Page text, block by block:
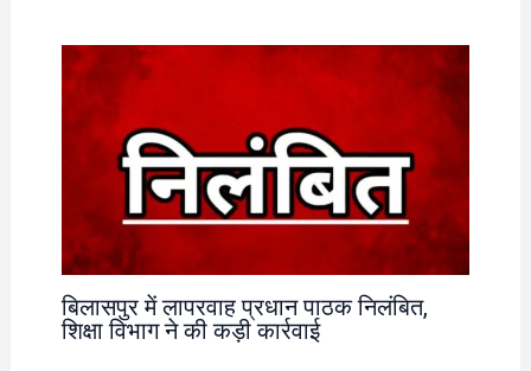
बिलासपुर में लापरवाह प्रधान पाठक निलंबित,
शिक्षा विभाग ने की कड़ी कार्रवाई